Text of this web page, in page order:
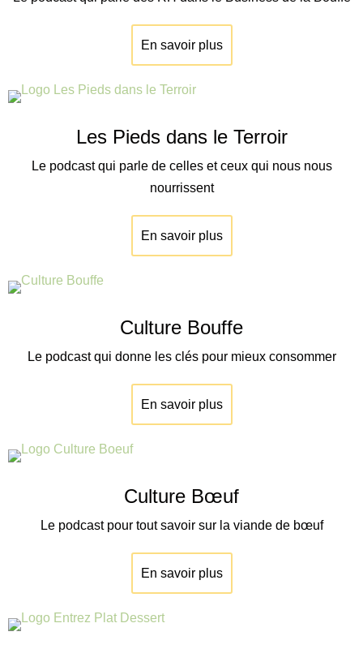
En savoir plus
Les Pieds dans le Terroir
Le podcast qui parle de celles et ceux qui nous nous
nourrissent
En savoir plus
Culture Bouffe
Le podcast qui donne les clés pour mieux consommer
En savoir plus
Culture Bœuf
Le podcast pour tout savoir sur la viande de bœuf
En savoir plus